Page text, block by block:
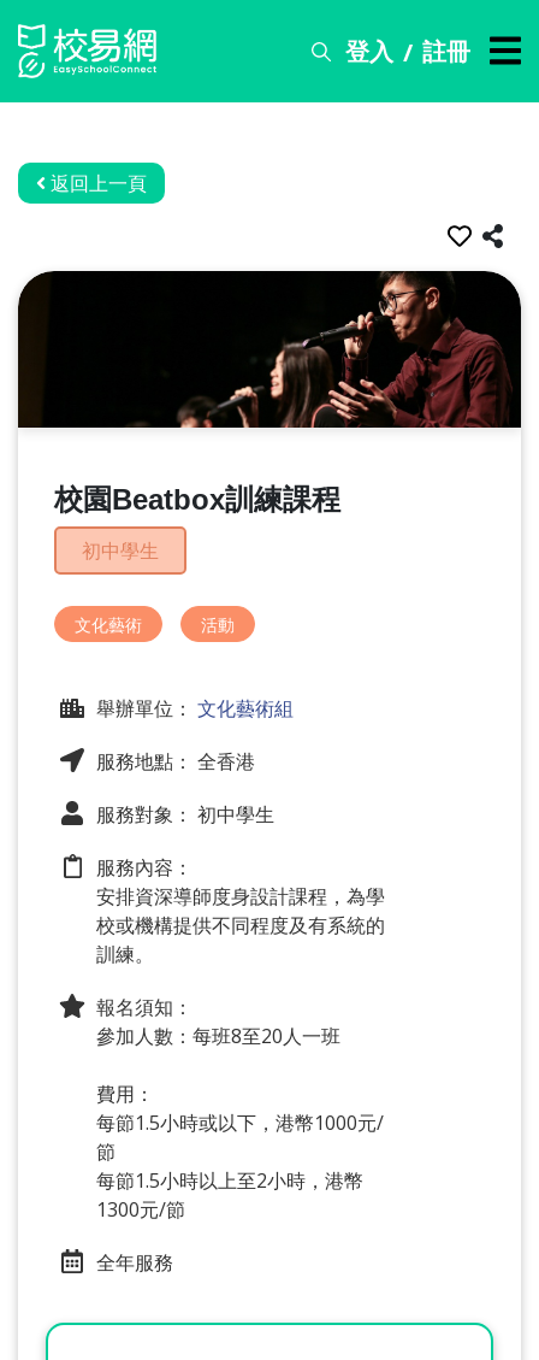
登入 / 註冊
搜
務
資
我
返回上一頁
校園Beatbox訓練課程
初中學生
文化藝術 活動
舉辦單位： 文化藝術組
服務地點： 全香港
服務對象： 初中學生
服務內容：
安排資深導師度身設計課程，為學
校或機構提供不同程度及有系統的
訓練。
報名須知：
參加人數：每班8至20人一班
費用：
每節1.5小時或以下，港幣1000元/
節
每節1.5小時以上至2小時，港幣
1300元/節
全年服務